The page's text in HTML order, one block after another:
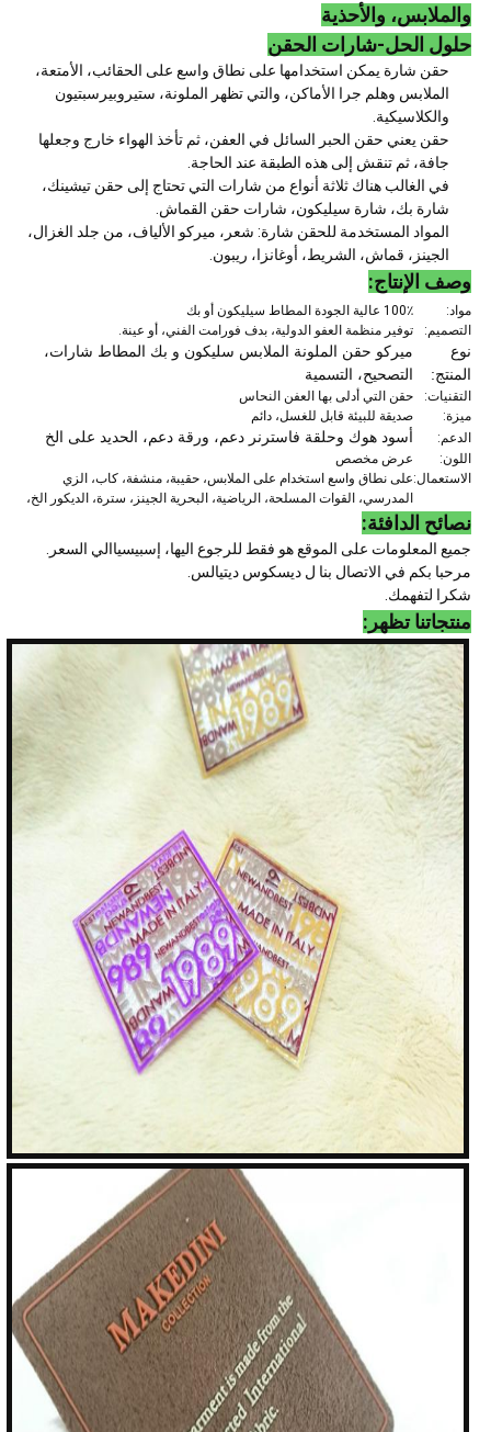
والملابس، والأحذية
حلول الحل-شارات الحقن
حقن شارة يمكن استخدامها على نطاق واسع على الحقائب، الأمتعة،
الملابس وهلم جرا الأماكن، والتي تظهر الملونة، ستيروبيرسبتيون
والكلاسيكية.
حقن يعني حقن الحبر السائل في العفن، ثم تأخذ الهواء خارج وجعلها
جافة، ثم تنقش إلى هذه الطبقة عند الحاجة.
في الغالب هناك ثلاثة أنواع من شارات التي تحتاج إلى حقن تيشينك،
شارة بك، شارة سيليكون، شارات حقن القماش.
المواد المستخدمة للحقن شارة: شعر، ميركو الألياف، من جلد الغزال،
الجينز، قماش، الشريط، أوغانزا، ريبون.
وصف الإنتاج:
مواد:
100٪ عالية الجودة المطاط سيليكون أو بك
التصميم:
توفير منظمة العفو الدولية، بدف فورامت الفني، أو عينة.
نوع
المنتج:
ميركو حقن الملونة الملابس سليكون و بك المطاط شارات،
التصحيح، التسمية
التقنيات:
حقن التي أدلى بها العفن النحاس
ميزة:
صديقة للبيئة قابل للغسل، دائم
الدعم:
أسود هوك وحلقة فاسترنر دعم، ورقة دعم، الحديد على الخ
اللون:
عرض مخصص
الاستعمال:على نطاق واسع استخدام على الملابس، حقيبة، منشفة، كاب، الزي
المدرسي، القوات المسلحة، الرياضية، البحرية الجينز، سترة، الديكور الخ،
نصائح الدافئة:
جميع المعلومات على الموقع هو فقط للرجوع اليها، إسبيسياالي السعر.
مرحبا بكم في الاتصال بنا ل ديسكوس ديتيالس.
شكرا لتفهمك.
منتجاتنا تظهر: